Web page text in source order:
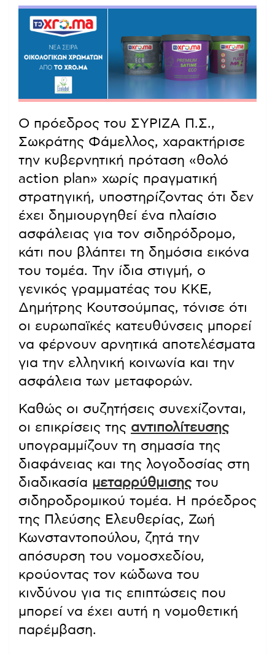
Ο πρόεδρος του ΣΥΡΙΖΑ Π.Σ.,
Σωκράτης Φάμελλος, χαρακτήρισε
την κυβερνητική πρόταση «θολό
action plan» χωρίς πραγματική
στρατηγική, υποστηρίζοντας ότι δεν
έχει δημιουργηθεί ένα πλαίσιο
ασφάλειας για τον σιδηρόδρομο,
κάτι που βλάπτει τη δημόσια εικόνα
του τομέα. Την ίδια στιγμή, ο
γενικός γραμματέας του ΚΚΕ,
Δημήτρης Κουτσούμπας, τόνισε ότι
οι ευρωπαϊκές κατευθύνσεις μπορεί
να φέρνουν αρνητικά αποτελέσματα
για την ελληνική κοινωνία και την
ασφάλεια των μεταφορών.
Καθώς οι συζητήσεις συνεχίζονται,
οι επικρίσεις της αντιπολίτευσης
υπογραμμίζουν τη σημασία της
διαφάνειας και της λογοδοσίας στη
διαδικασία μεταρρύθμισηςτου
σιδηροδρομικού τομέα. Η πρόεδρος
της Πλεύσης Ελευθερίας, Ζωή
Κωνσταντοπούλου, ζητά την
απόσυρση του νομοσχεδίου,
κρούοντας τον κώδωνα του
κινδύνου για τις επιπτώσεις που
μπορεί να έχει αυτή η νομοθετική
παρέμβαση.